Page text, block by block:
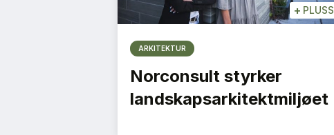
+ PLUSS
ARKITEKTUR
Norconsult styrker
landskapsarkitektmiljøet